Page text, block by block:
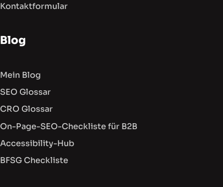
Kontaktformular
Blog
Mein Blog
SEO Glossar
CRO Glossar
On-Page-SEO-Checkliste für B2B
Accessibility-Hub
BFSG Checkliste